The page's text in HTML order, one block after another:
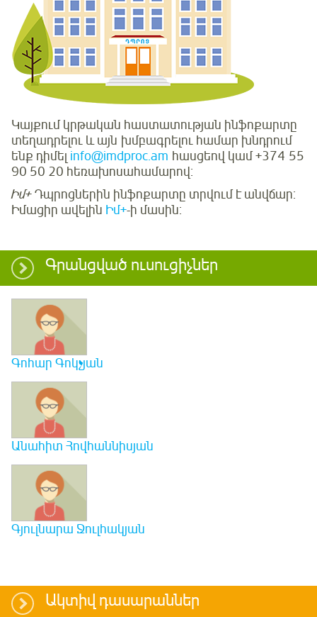
Կայքում կրթական հաստատության ինֆոքարտը
տեղադրելու և այն խմբագրելու համար խնդրում
ենք դիմել info@imdproc.am հասցեով կամ +374 55
90 50 20 հեռախոսահամարով:
Իմ+Դպրոցներին ինֆոքարտը տրվում է անվճար:
Իմացիր ավելին Իմ+-ի մասին:
Գրանցված ուսուցիչներ
Գոհար Գոկչյան
Անահիտ Հովհաննիսյան
Գյուլնարա Ջուլհակյան
Ակտիվ դասարաններ